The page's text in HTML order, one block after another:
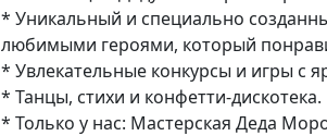
* Уникальный и специально
любимыми героями, который
* Увлекательные конкурсы и игры с
* Танцы, стихи и конфетти-дискотека.
* Только у нас: Мастерская Деда